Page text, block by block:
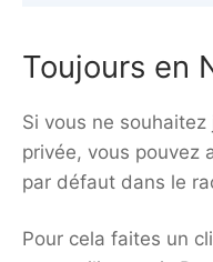
Toujours en
Si vous ne
privée, vous pouvez
par défaut dans le
Pour cela faites un